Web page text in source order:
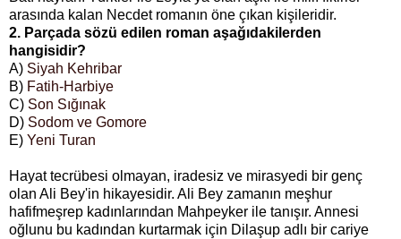
arasında kalan Necdet romanın öne çıkan kişileridir.
2. Parçada sözü edilen roman aşağıdakilerden
hangisidir?
A) Siyah Kehribar
B) Fatih-Harbiye
C) Son Sığınak
D) Sodom ve Gomore
E) Yeni Turan
Hayat tecrübesi olmayan, iradesiz ve mirasyedi bir genç
olan Ali Bey'in hikayesidir. Ali Bey zamanın meşhur
hafifmeşrep kadınlarından Mahpeyker ile tanışır. Annesi
oğlunu bu kadından kurtarmak için Dilaşup adlı bir cariye